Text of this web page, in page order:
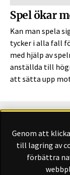
Spel ökar
Kan man spela
tycker i alla fall
med hjälp av
anställda till
att sätta upp
Finansliv ägs av
Genom att
till lagring av
förbättra